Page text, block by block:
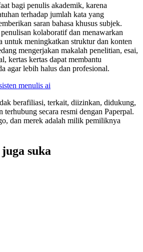
bagi penulis akademik, karena
terhadap jumlah kata yang
saran bahasa khusus subjek.
kolaboratif dan menawarkan
untuk meningkatkan struktur dan konten
mengerjakan makalah penelitian, esai,
kertas kertas dapat membantu
agar lebih halus dan profesional.
menulis ai
berafiliasi, terkait, diizinkan, didukung,
terhubung secara resmi dengan Paperpal.
dan merek adalah milik pemiliknya
suka